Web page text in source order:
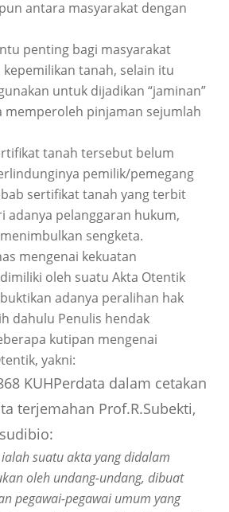
antara masyarakat dengan
penting bagi masyarakat
tanah, selain itu
untuk dijadikan “jaminan”
memperoleh pinjaman sejumlah
tanah tersebut belum
pemilik/pemegang
sertifikat tanah yang terbit
adanya pelanggaran hukum,
sengketa.
mengenai kekuatan
oleh suatu Akta Otentik
adanya peralihan hak
dahulu Penulis hendak
kutipan mengenai
yakni:
KUHPerdata dalam cetakan
terjemahan Prof.R.Subekti,
suatu akta yang didalam
oleh undang-undang, dibuat
pegawai-pegawai umum yang